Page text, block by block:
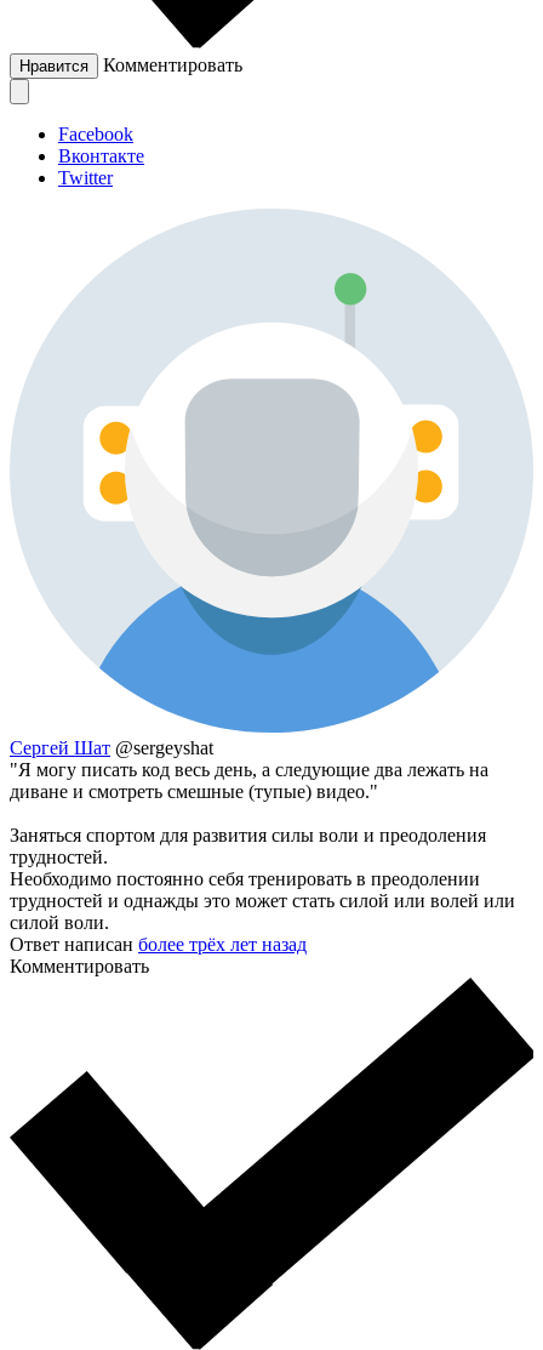
Нравится Комментировать
Facebook
Вконтакте
Twitter
Сергей Шат @sergeyshat
"Я могу писать код весь день, а следующие два лежать на
диване и смотреть смешные (тупые) видео."
Заняться спортом для развития силы воли и преодоления
трудностей.
Необходимо постоянно себя тренировать в преодолении
трудностей и однажды это может стать силой или волей или
силой воли.
Ответ написан более трёх лет назад
Комментировать